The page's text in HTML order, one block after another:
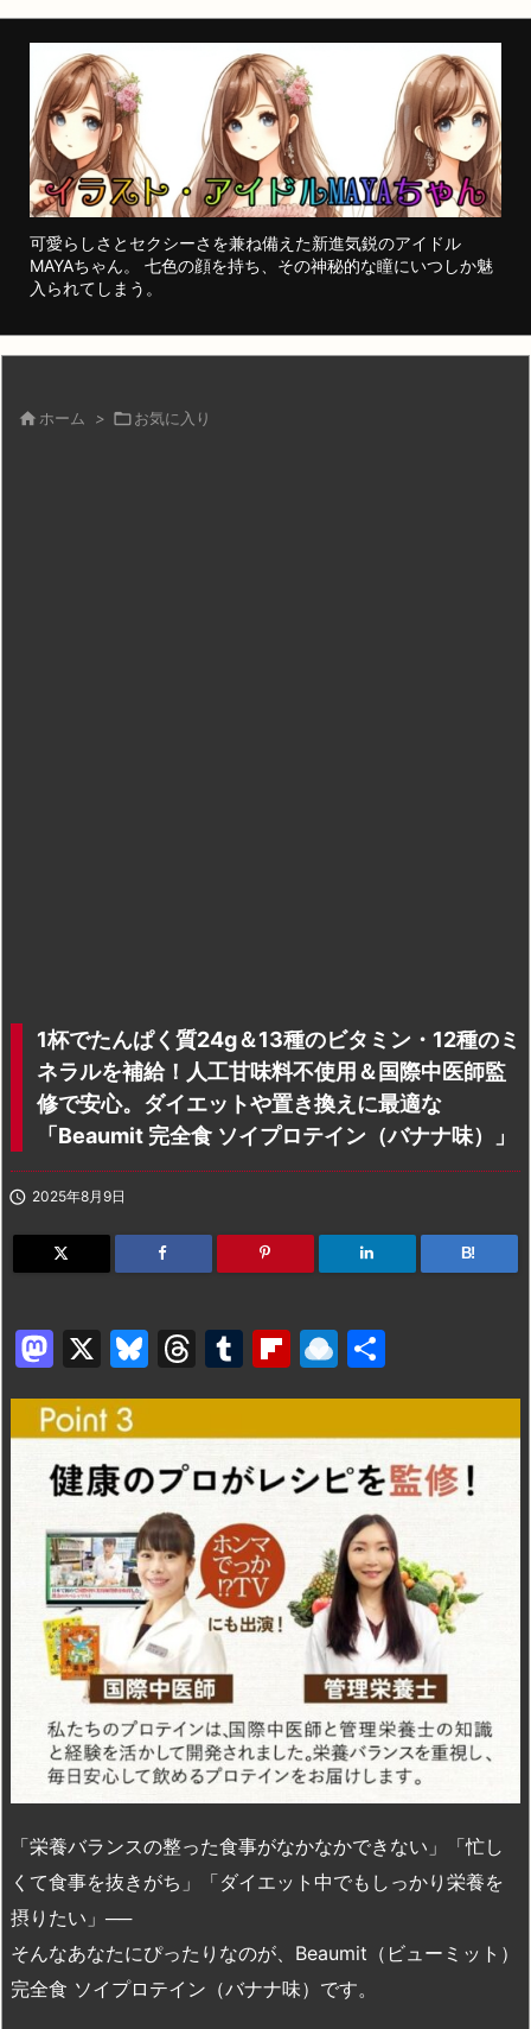
可愛らしさとセクシーさを兼ね備えた新進気鋭のアイドル
MAYAちゃん。 七色の顔を持ち、その神秘的な瞳にいつしか魅
入られてしまう。
 ホーム > お気に入り
1杯でたんぱく質24g＆13種のビタミン・12種のミ
ネラルを補給！人工甘味料不使用＆国際中医師監
修で安心。ダイエットや置き換えに最適な
「Beaumit 完全食 ソイプロテイン（バナナ味）」
 2025年8月9日
B!
M
a
st
o
d
o
n
X
Bl
u
e
s
k
y
T
hr
e
a
d
s
T
u
m
bl
r
Fl
ip
b
o
ar
R
ai
n
dr
o
p.
io
有
「栄養バランスの整った食事がなかなかできない」「忙し
くて食事を抜きがち」「ダイエット中でもしっかり栄養を
摂りたい」──
そんなあなたにぴったりなのが、Beaumit（ビューミット）
完全食 ソイプロテイン（バナナ味）です。